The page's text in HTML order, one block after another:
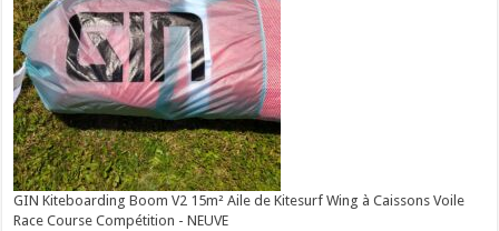
GIN Kiteboarding Boom V2 15m² Aile de Kitesurf Wing à Caissons Voile
Race Course Compétition - NEUVE